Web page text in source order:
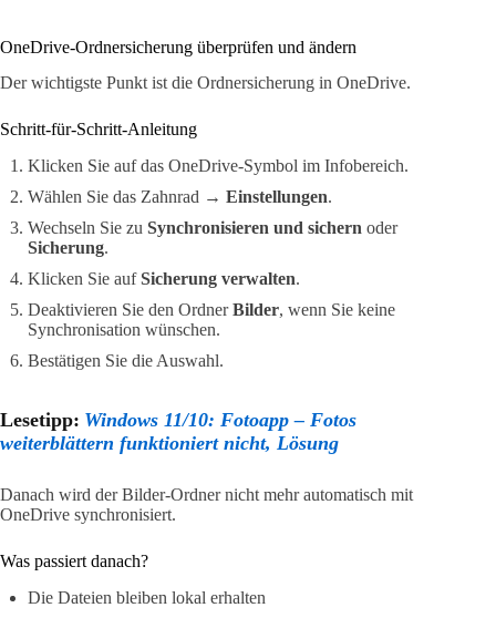
OneDrive-Ordnersicherung überprüfen und ändern
Der wichtigste Punkt ist die Ordnersicherung in OneDrive.
Schritt-für-Schritt-Anleitung
Klicken Sie auf das OneDrive-Symbol im Infobereich.
Wählen Sie das Zahnrad → Einstellungen.
Wechseln Sie zu Synchronisieren und sichern oder
Sicherung.
Klicken Sie aufSicherung verwalten.
Deaktivieren Sie den OrdnerBilder, wenn Sie keine
Synchronisation wünschen.
Bestätigen Sie die Auswahl.
Lesetipp: Windows 11/10: Fotoapp – Fotos
weiterblättern funktioniert nicht, Lösung
Danach wird der Bilder-Ordner nicht mehr automatisch mit
OneDrive synchronisiert.
Was passiert danach?
Die Dateien bleiben lokal erhalten